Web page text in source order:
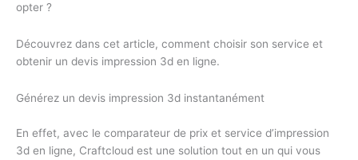
opter ?
Découvrez dans cet article, comment choisir son service et
obtenir un devis impression 3d en ligne.
Générez un devis impression 3d instantanément
En effet, avec le comparateur de prix et service d’impression
3d en ligne, Craftcloud est une solution tout en un qui vous